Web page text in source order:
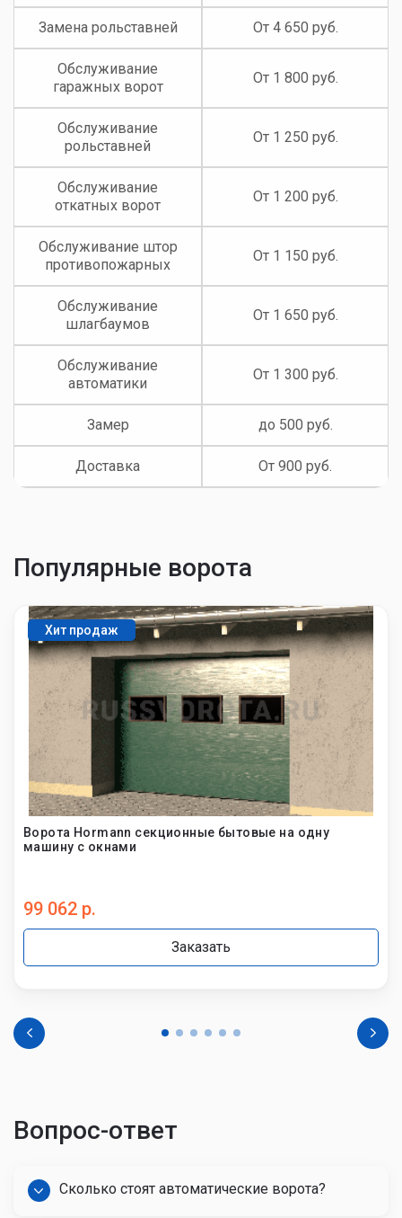
Замена рольставней От 4 650 руб.
Обслуживание
гаражных ворот
От 1 800 руб.
Обслуживание
рольставней
От 1 250 руб.
Обслуживание
откатных ворот
От 1 200 руб.
Обслуживание штор
противопожарных
От 1 150 руб.
Обслуживание
шлагбаумов
От 1 650 руб.
Обслуживание
автоматики
От 1 300 руб.
Замер до 500 руб.
Доставка От 900 руб.
Популярные ворота
Хит продаж
Ворота Hormann секционные бытовые на одну
машину с окнами
99 062 р.
Заказать
Вопрос-ответ
Сколько стоят автоматические ворота?